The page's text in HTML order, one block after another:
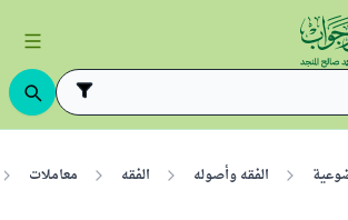
الفقه وأصوله الفقه معاملات